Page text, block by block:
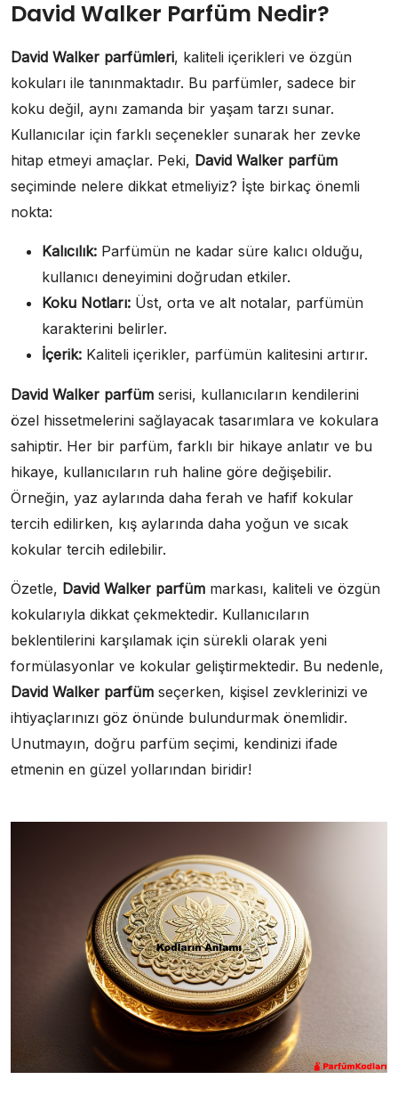
David Walker Parfüm Nedir?
David Walker parfümleri, kaliteli içerikleri ve özgün
kokuları ile tanınmaktadır. Bu parfümler, sadece bir
koku değil, aynı zamanda bir yaşam tarzı sunar.
Kullanıcılar için farklı seçenekler sunarak her zevke
hitap etmeyi amaçlar. Peki, David Walker parfüm
seçiminde nelere dikkat etmeliyiz? İşte birkaç önemli
nokta:
Kalıcılık: Parfümün ne kadar süre kalıcı olduğu,
kullanıcı deneyimini doğrudan etkiler.
Koku Notları: Üst, orta ve alt notalar, parfümün
karakterini belirler.
İçerik: Kaliteli içerikler, parfümün kalitesini artırır.
David Walker parfüm serisi, kullanıcıların kendilerini
özel hissetmelerini sağlayacak tasarımlara ve kokulara
sahiptir. Her bir parfüm, farklı bir hikaye anlatır ve bu
hikaye, kullanıcıların ruh haline göre değişebilir.
Örneğin, yaz aylarında daha ferah ve hafif kokular
tercih edilirken, kış aylarında daha yoğun ve sıcak
kokular tercih edilebilir.
Özetle, David Walker parfüm markası, kaliteli ve özgün
kokularıyla dikkat çekmektedir. Kullanıcıların
beklentilerini karşılamak için sürekli olarak yeni
formülasyonlar ve kokular geliştirmektedir. Bu nedenle,
David Walker parfüm seçerken, kişisel zevklerinizi ve
ihtiyaçlarınızı göz önünde bulundurmak önemlidir.
Unutmayın, doğru parfüm seçimi, kendinizi ifade
etmenin en güzel yollarından biridir!